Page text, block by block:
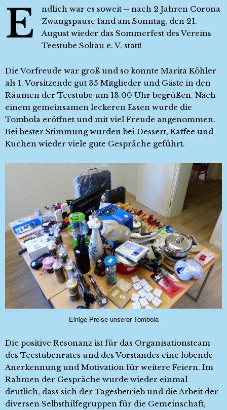
E
ndlich war es soweit – nach 2 Jahren Corona
Zwangspause fand am Sonntag, den 21.
August wieder das Sommerfest des Vereins
Teestube Soltau e. V. statt!
Die Vorfreude war groß und so konnte Marita Köhler
als 1. Vorsitzende gut 35 Mitglieder und Gäste in den
Räumen der Teestube um 13.00 Uhr begrüßen. Nach
einem gemeinsamen leckeren Essen wurde die
Tombola eröffnet und mit viel Freude angenommen.
Bei bester Stimmung wurden bei Dessert, Kaffee und
Kuchen wieder viele gute Gespräche geführt.
Einige Preise unserer Tombola
Die positive Resonanz ist für das Organisationsteam
des Teestubenrates und des Vorstandes eine lobende
Anerkennung und Motivation für weitere Feiern. Im
Rahmen der Gespräche wurde wieder einmal
deutlich, dass sich der Tagesbetrieb und die Arbeit der
diversen Selbsthilfegruppen für die Gemeinschaft,